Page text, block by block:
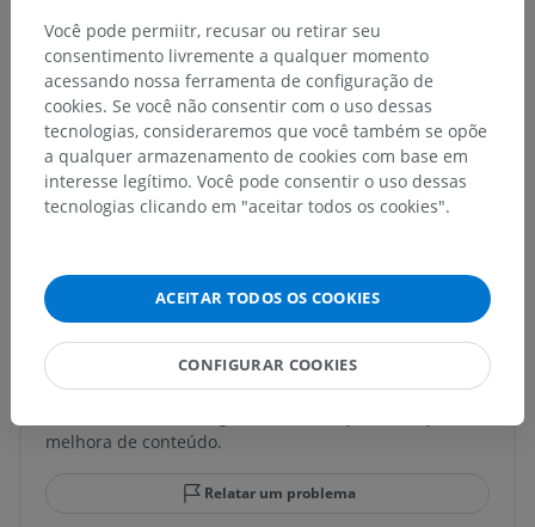
Anatomia humana 1
Anatomia comparativa em animais
Encontrou um erro?
melhora de conteúdo.
Relatar um problema
Você pode permiitr, recusar ou retirar seu
consentimento livremente a qualquer momento
acessando nossa ferramenta de configuração de
cookies. Se você não consentir com o uso dessas
tecnologias, consideraremos que você também se opõe
a qualquer armazenamento de cookies com base em
interesse legítimo. Você pode consentir o uso dessas
tecnologias clicando em "aceitar todos os cookies".
ACEITAR TODOS OS COOKIES
CONFIGURAR COOKIES